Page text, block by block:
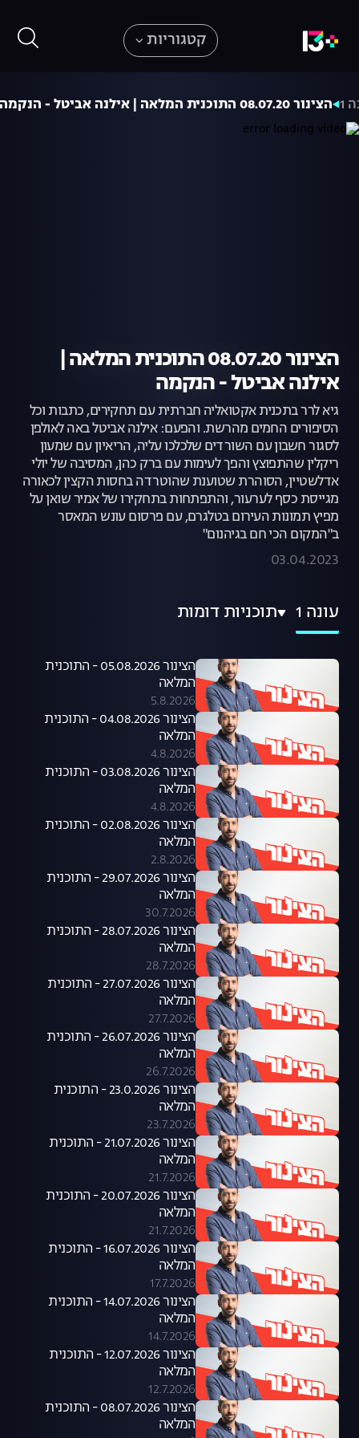
קטגוריות
1 הצינור 08.07.20 התוכנית המלאה | אילנה אביטל - הנקמה
הצינור 08.07.20 התוכנית המלאה |
אילנה אביטל - הנקמה
גיא לרר בתכנית אקטואליה חברתית עם תחקירים, כתבות וכל
הסיפורים החמים מהרשת. והפעם: אילנה אביטל באה לאולפן
לסגור חשבון עם השורדים שלכלכו עליה, הריאיון עם שמעון
ריקלין שהתפוצץ והפך לעימות עם ברק כהן, המסיבה של יולי
אדלשטיין, הסוהרת שטוענת שהוטרדה בחסות הקצין לכאורה
מגייסת כסף לערעור, והתפתחות בתחקירו של אמיר שואן על
מפיץ תמונות העירום בטלגרם, עם פרסום עונש המאסר
ב"המקום הכי חם בגיהנום"
03.04.2023
עונה 1 תוכניות דומות
הצינור 05.08.2026 - התוכנית
המלאה
5.8.2026
הצינור 04.08.2026 - התוכנית
המלאה
4.8.2026
הצינור 03.08.2026 - התוכנית
המלאה
4.8.2026
הצינור 02.08.2026 - התוכנית
המלאה
2.8.2026
הצינור 29.07.2026 - התוכנית
המלאה
30.7.2026
הצינור 28.07.2026 - התוכנית
המלאה
28.7.2026
הצינור 27.07.2026 - התוכנית
המלאה
27.7.2026
הצינור 26.07.2026 - התוכנית
המלאה
26.7.2026
הצינור 23.0.2026 - התוכנית
המלאה
23.7.2026
הצינור 21.07.2026 - התוכנית
המלאה
21.7.2026
הצינור 20.07.2026 - התוכנית
המלאה
21.7.2026
הצינור 16.07.2026 - התוכנית
המלאה
17.7.2026
הצינור 14.07.2026 - התוכנית
המלאה
14.7.2026
הצינור 12.07.2026 - התוכנית
המלאה
12.7.2026
הצינור 08.07.2026 - התוכנית
המלאה